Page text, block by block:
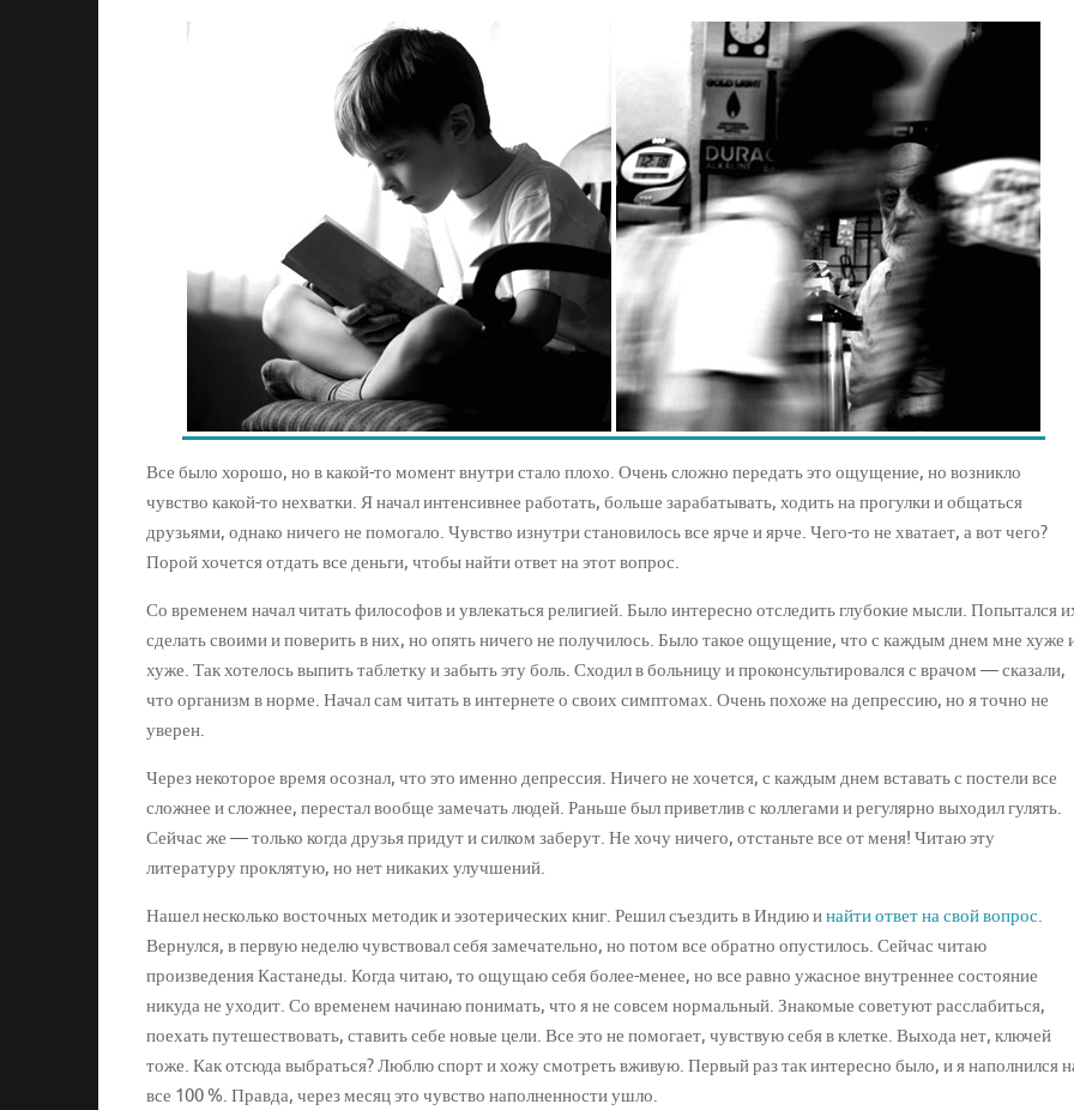
Все было хорошо, но в какой-то момент внутри стало плохо. Очень сложно передать это ощущение, но возникло
чувство какой-то нехватки. Я начал интенсивнее работать, больше зарабатывать, ходить на прогулки и общаться
друзьями, однако ничего не помогало. Чувство изнутри становилось все ярче и ярче. Чего-то не хватает, а вот чего?
Порой хочется отдать все деньги, чтобы найти ответ на этот вопрос.
Со временем начал читать философов и увлекаться религией. Было интересно отследить глубокие мысли. Попытался
сделать своими и поверить в них, но опять ничего не получилось. Было такое ощущение, что с каждым днем мне хуже
хуже. Так хотелось выпить таблетку и забыть эту боль. Сходил в больницу и проконсультировался с врачом — сказали,
что организм в норме. Начал сам читать в интернете о своих симптомах. Очень похоже на депрессию, но я точно не
уверен.
Через некоторое время осознал, что это именно депрессия. Ничего не хочется, с каждым днем вставать с постели все
сложнее и сложнее, перестал вообще замечать людей. Раньше был приветлив с коллегами и регулярно выходил гулять.
Сейчас же — только когда друзья придут и силком заберут. Не хочу ничего, отстаньте все от меня! Читаю эту
литературу проклятую, но нет никаких улучшений.
Нашел несколько восточных методик и эзотерических книг. Решил съездить в Индию инайти ответ на свой вопрос.
Вернулся, в первую неделю чувствовал себя замечательно, но потом все обратно опустилось. Сейчас читаю
произведения Кастанеды. Когда читаю, то ощущаю себя более-менее, но все равно ужасное внутреннее состояние
никуда не уходит. Со временем начинаю понимать, что я не совсем нормальный. Знакомые советуют расслабиться,
поехать путешествовать, ставить себе новые цели. Все это не помогает, чувствую себя в клетке. Выхода нет, ключей
тоже. Как отсюда выбраться? Люблю спорт и хожу смотреть вживую. Первый раз так интересно было, и я наполнился
все 100 %. Правда, через месяц это чувство наполненности ушло.